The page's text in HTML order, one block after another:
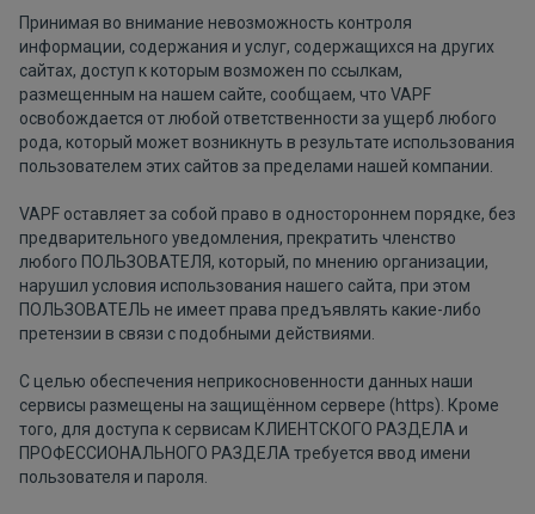
Принимая во внимание невозможность контроля
информации, содержания и услуг, содержащихся на других
сайтах, доступ к которым возможен по ссылкам,
размещенным на нашем сайте, сообщаем, что VAPF
освобождается от любой ответственности за ущерб любого
рода, который может возникнуть в результате использования
пользователем этих сайтов за пределами нашей компании.
VAPF оставляет за собой право в одностороннем порядке, без
предварительного уведомления, прекратить членство
любого ПОЛЬЗОВАТЕЛЯ, который, по мнению организации,
нарушил условия использования нашего сайта, при этом
ПОЛЬЗОВАТЕЛЬ не имеет права предъявлять какие-либо
претензии в связи с подобными действиями.
С целью обеспечения неприкосновенности данных наши
сервисы размещены на защищённом сервере (https). Кроме
того, для доступа к сервисам КЛИЕНТСКОГО РАЗДЕЛА и
ПРОФЕССИОНАЛЬНОГО РАЗДЕЛА требуется ввод имени
пользователя и пароля.